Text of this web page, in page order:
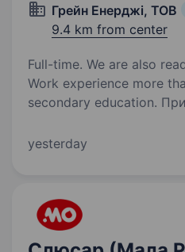
Грейн Енерджі, ТОВ
9.4 km from center
Full-time. We are also
Work experience more
secondary education. Привіт! Ми українська
виробляє машини та
yesterday